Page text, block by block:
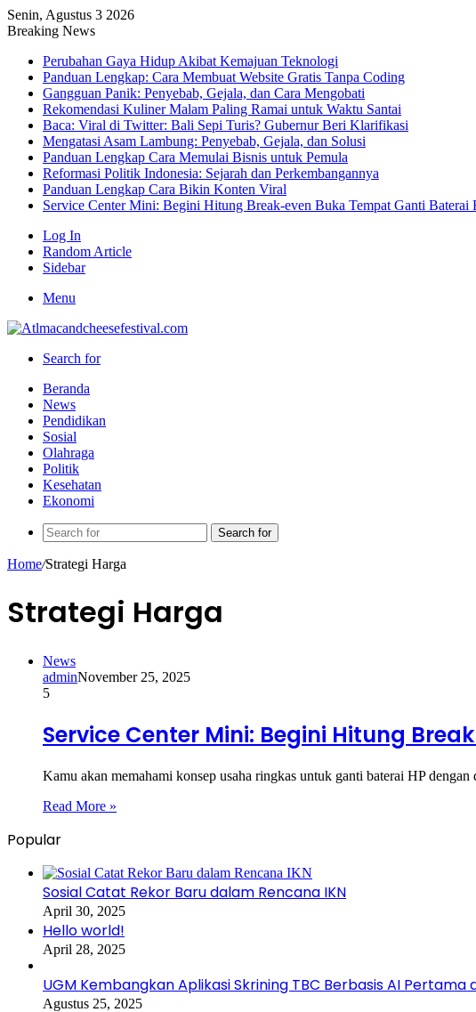
Senin, Agustus 3 2026
Breaking News
Perubahan Gaya Hidup Akibat Kemajuan Teknologi
Panduan Lengkap: Cara Membuat Website Gratis Tanpa Coding
Gangguan Panik: Penyebab, Gejala, dan Cara Mengobati
Rekomendasi Kuliner Malam Paling Ramai untuk Waktu Santai
Baca: Viral di Twitter: Bali Sepi Turis? Gubernur Beri Klarifikasi
Mengatasi Asam Lambung: Penyebab, Gejala, dan Solusi
Panduan Lengkap Cara Memulai Bisnis untuk Pemula
Reformasi Politik Indonesia: Sejarah dan Perkembangannya
Panduan Lengkap Cara Bikin Konten Viral
Service Center Mini: Begini Hitung Break-even Buka Tempat Ganti Baterai
Log In
Random Article
Sidebar
Menu
Search for
Beranda
News
Pendidikan
Sosial
Olahraga
Politik
Kesehatan
Ekonomi
Search for
Home/Strategi Harga
Strategi Harga
News
adminNovember 25, 2025
5
Service Center Mini: Begini Hitung
Kamu akan memahami konsep usaha ringkas untuk ganti baterai HP
Read More »
Popular
Sosial Catat Rekor Baru dalam Rencana IKN
April 30, 2025
Hello world!
April 28, 2025
UGM Kembangkan Aplikasi Skrining TBC Berbasis AI Pertama
Agustus 25, 2025